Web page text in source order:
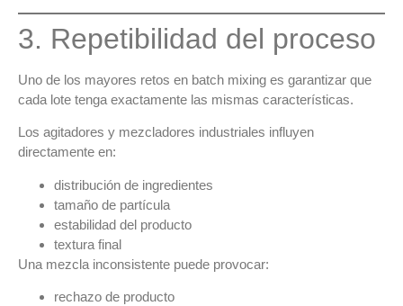
3. Repetibilidad del proceso
Uno de los mayores retos en batch mixing es garantizar que
cada lote tenga exactamente las mismas características.
Los agitadores y mezcladores industriales influyen
directamente en:
distribución de ingredientes
tamaño de partícula
estabilidad del producto
textura final
Una mezcla inconsistente puede provocar:
rechazo de producto